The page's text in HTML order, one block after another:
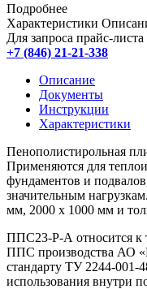
Подробнее
Характеристики
Для запроса прайс-
+7 (846) 21-21-338
Описание
Документы
Инструкции
Характеристики
Пенополистирольная
Применяются для
фундаментов и
значительным
мм, 2000 х 1000 мм и
ППС23-Р-А относится к
ППС производства АО
стандарту ТУ 2244-001-
использования внутри